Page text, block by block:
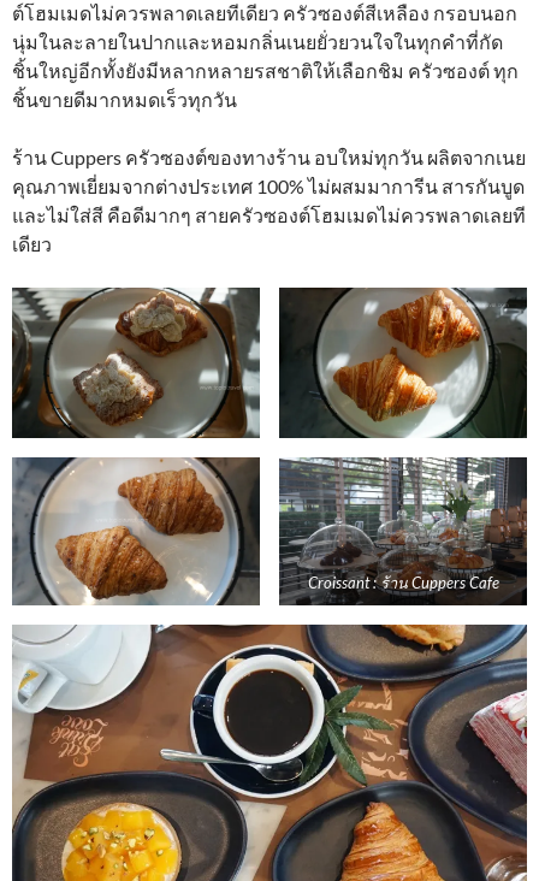
ต์โฮมเมดไม่ควรพลาดเลยทีเดียว ครัวซองต์สีเหลือง กรอบนอก
นุ่มในละลายในปากและหอมกลิ่นเนยยั่วยวนใจในทุกคำที่กัด
ชิ้นใหญ่อีกทั้งยังมีหลากหลายรสชาติให้เลือกชิม ครัวซองต์ ทุก
ชิ้นขายดีมากหมดเร็วทุกวัน
ร้าน Cuppers ครัวซองต์ของทางร้าน อบใหม่ทุกวัน ผลิตจากเนย
คุณภาพเยี่ยมจากต่างประเทศ 100% ไม่ผสมมาการีน สารกันบูด
และไม่ใส่สี คือดีมากๆ สายครัวซองต์โฮมเมดไม่ควรพลาดเลยที
เดียว
Croissant : ร้าน Cuppers Cafe